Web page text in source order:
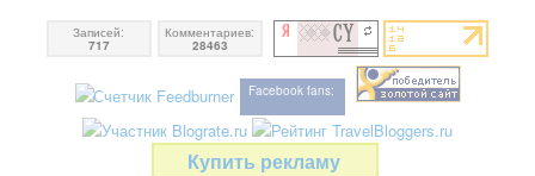
Записей:
717
Комментариев:
28463
Facebook fans:
Купить рекламу